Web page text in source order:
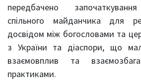
передбачено
спільного майданчика для
досвідом між богословами та
з України та діаспори, що
взаємовплив та
практиками.